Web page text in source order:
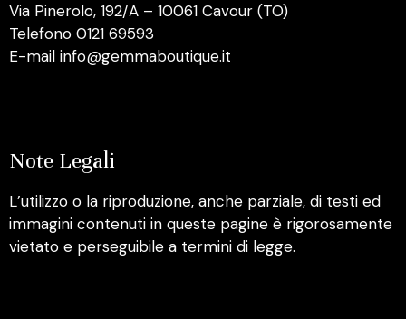
Via Pinerolo, 192/A – 10061 Cavour (TO)
Telefono 0121 69593
E-mail info@gemmaboutique.it
Note Legali
L’utilizzo o la riproduzione, anche parziale, di testi ed
immagini contenuti in queste pagine è rigorosamente
vietato e perseguibile a termini di legge.